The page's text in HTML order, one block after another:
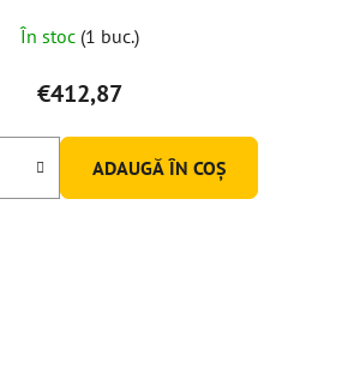
În stoc (1 buc.)
€412,87
ADAUGĂ ÎN COŞ